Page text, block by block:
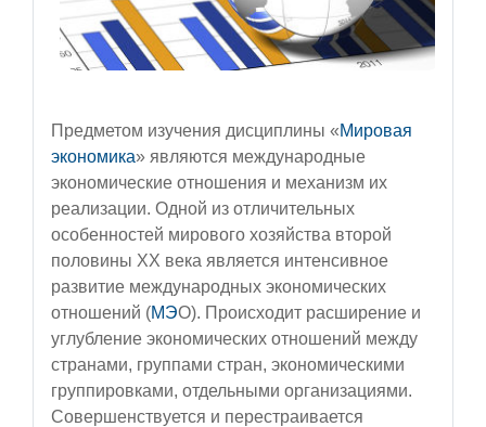
Предметом изучения дисциплины «Мировая
экономика» являются международные
экономические отношения и механизм их
реализации. Одной из отличительных
особенностей мирового хозяйства второй
половины XX века является интенсивное
развитие международных экономических
отношений (МЭО). Происходит расширение и
углубление экономических отношений между
странами, группами стран, экономическими
группировками, отдельными организациями.
Совершенствуется и перестраивается